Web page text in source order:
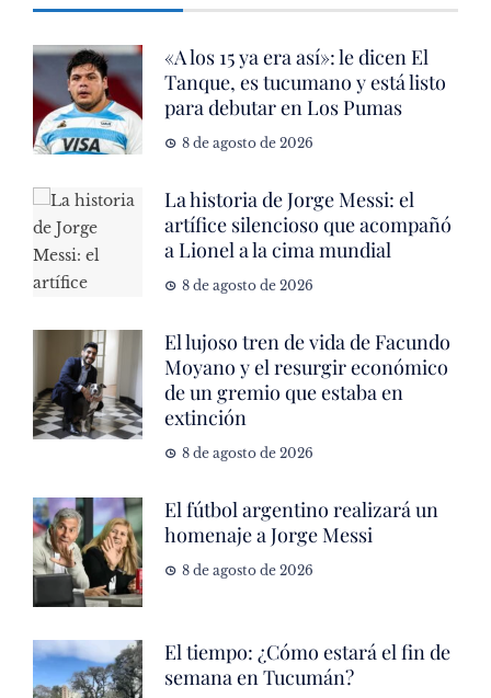
«A los 15 ya era así»: le dicen El
Tanque, es tucumano y está listo
para debutar en Los Pumas
8 de agosto de 2026
La historia de Jorge Messi: el
artífice silencioso que acompañó
a Lionel a la cima mundial
8 de agosto de 2026
El lujoso tren de vida de Facundo
Moyano y el resurgir económico
de un gremio que estaba en
extinción
8 de agosto de 2026
El fútbol argentino realizará un
homenaje a Jorge Messi
8 de agosto de 2026
El tiempo: ¿Cómo estará el fin de
semana en Tucumán?